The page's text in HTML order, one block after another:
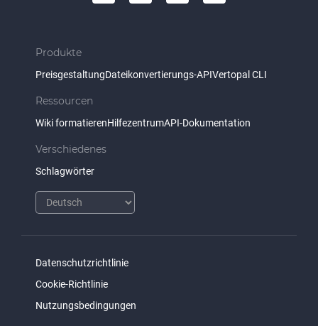
Produkte
PreisgestaltungDateikonvertierungs-APIVertopal CLI
Ressourcen
Wiki formatierenHilfezentrumAPI-Dokumentation
Verschiedenes
Schlagwörter
Datenschutzrichtlinie
Cookie-Richtlinie
Nutzungsbedingungen